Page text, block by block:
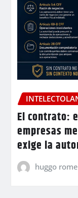
El contrato:
empresas
exige la
huggo